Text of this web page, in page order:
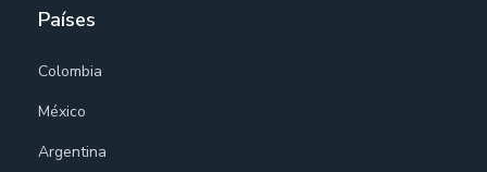
Países
Colombia
México
Argentina